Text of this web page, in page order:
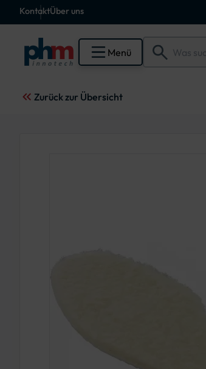
KontaktÜber uns
Menü
Zurück zur Übersicht